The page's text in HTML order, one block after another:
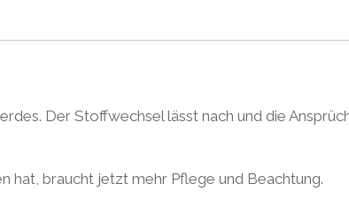
Der Stoffwechsel lässt nach und die
hat, braucht jetzt mehr Pflege und Beachtung.